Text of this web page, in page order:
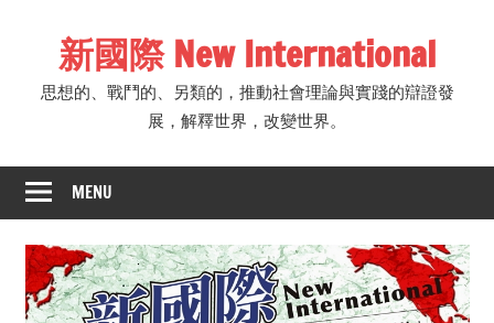
新國際 New International
思想的、戰鬥的、另類的，推動社會理論與實踐的辯證發
展，解釋世界，改變世界。
MENU